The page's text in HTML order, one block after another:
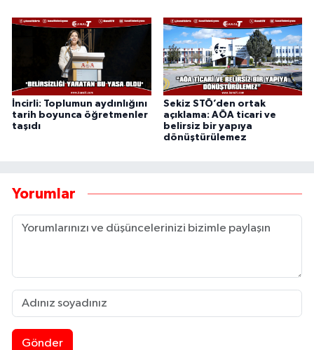
İncirli: Toplumun aydınlığını
tarih boyunca öğretmenler
taşıdı
Sekiz STÖ’den ortak
açıklama: AÖA ticari ve
belirsiz bir yapıya
dönüştürülemez
Yorumlar
Gönder